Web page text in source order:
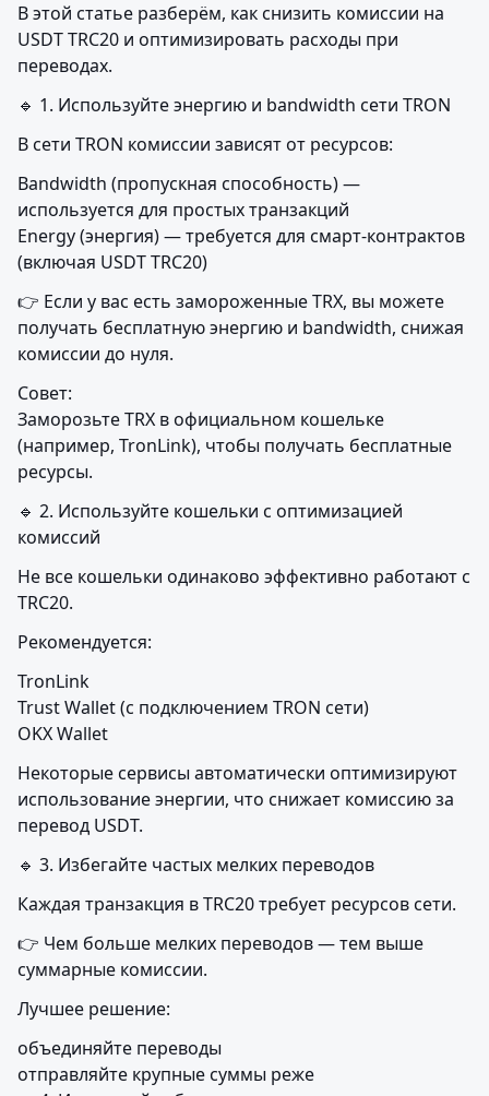
В этой статье разберём, как снизить комиссии на
USDT TRC20 и оптимизировать расходы при
переводах.
🔹 1. Используйте энергию и bandwidth сети TRON
В сети TRON комиссии зависят от ресурсов:
Bandwidth (пропускная способность) —
используется для простых транзакций
Energy (энергия) — требуется для смарт-контрактов
(включая USDT TRC20)
👉 Если у вас есть замороженные TRX, вы можете
получать бесплатную энергию и bandwidth, снижая
комиссии до нуля.
Совет:
Заморозьте TRX в официальном кошельке
(например, TronLink), чтобы получать бесплатные
ресурсы.
🔹 2. Используйте кошельки с оптимизацией
комиссий
Не все кошельки одинаково эффективно работают с
TRC20.
Рекомендуется:
TronLink
Trust Wallet (с подключением TRON сети)
OKX Wallet
Некоторые сервисы автоматически оптимизируют
использование энергии, что снижает комиссию за
перевод USDT.
🔹 3. Избегайте частых мелких переводов
Каждая транзакция в TRC20 требует ресурсов сети.
👉 Чем больше мелких переводов — тем выше
суммарные комиссии.
Лучшее решение:
объединяйте переводы
отправляйте крупные суммы реже